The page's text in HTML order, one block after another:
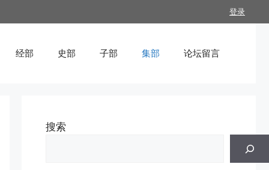
登录
经部 史部 子部 集部 论坛留言
搜索